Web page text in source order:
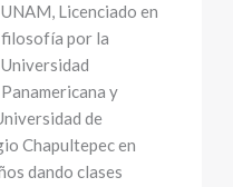
UNAM, Licenciado en
filosofía por la
Universidad
Panamericana y
de
Chapultepec en
dando clases